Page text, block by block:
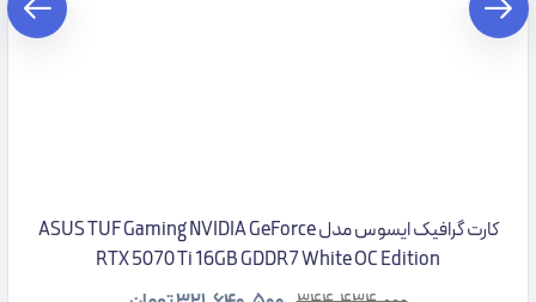
کارت گرافیک ایسوس مدل ASUS TUF Gaming NVIDIA GeForce
RTX 5070 Ti 16GB GDDR7 White OC Edition